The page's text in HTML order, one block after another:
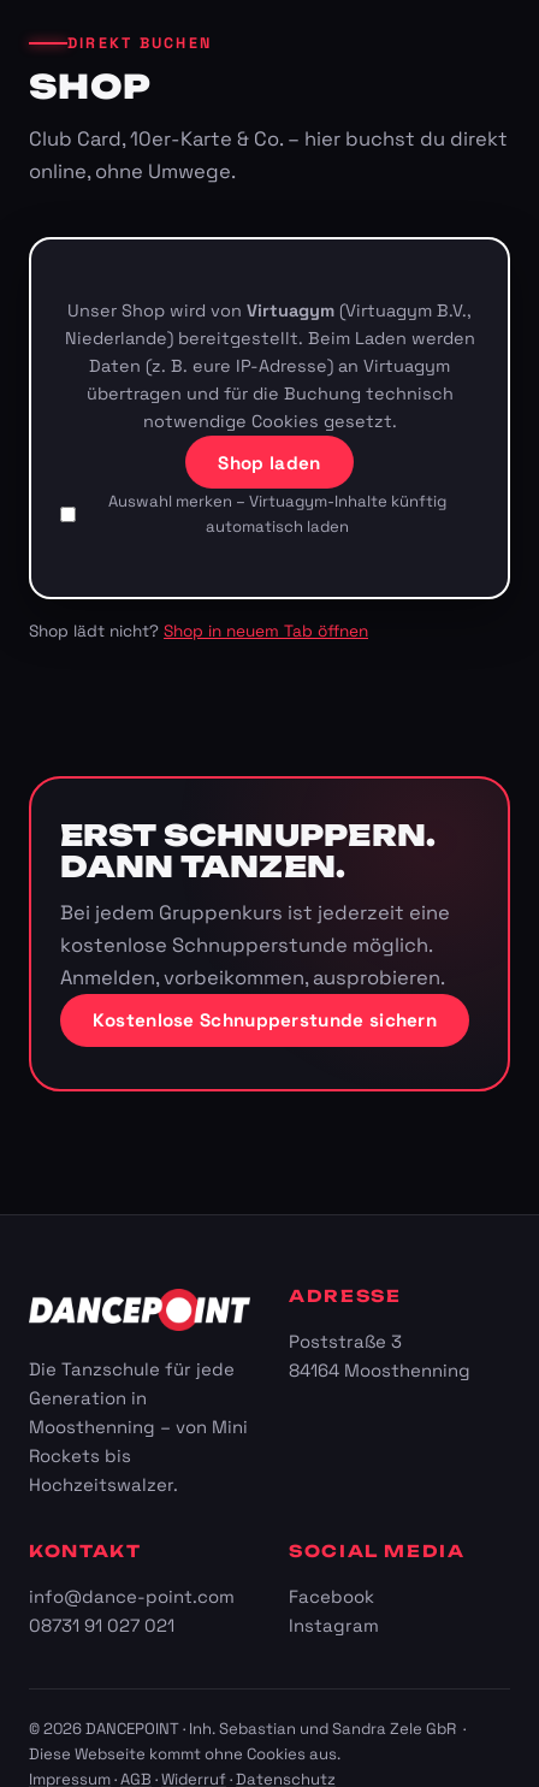
DIREKT BUCHEN
SHOP
Club Card, 10er-Karte & Co. – hier buchst du direkt
online, ohne Umwege.
Unser Shop wird von Virtuagym (Virtuagym B.V.,
Niederlande) bereitgestellt. Beim Laden werden
Daten (z. B. eure IP-Adresse) an Virtuagym
übertragen und für die Buchung technisch
notwendige Cookies gesetzt.
Shop laden
Auswahl merken – Virtuagym-Inhalte künftig
automatisch laden
Shop lädt nicht? Shop in neuem Tab öffnen
ERST SCHNUPPERN.
DANN TANZEN.
Bei jedem Gruppenkurs ist jederzeit eine
kostenlose Schnupperstunde möglich.
Anmelden, vorbeikommen, ausprobieren.
Kostenlose Schnupperstunde sichern
Die Tanzschule für jede
Generation in
Moosthenning – von Mini
Rockets bis
Hochzeitswalzer.
ADRESSE
Poststraße 3
84164 Moosthenning
KONTAKT
info@dance-point.com
08731 91 027 021
SOCIAL MEDIA
Facebook
Instagram
© 2026 DANCEPOINT · Inh. Sebastian und Sandra Zele GbR ·
Diese Webseite kommt ohne Cookies aus.
Impressum·AGB ·Widerruf·Datenschutz